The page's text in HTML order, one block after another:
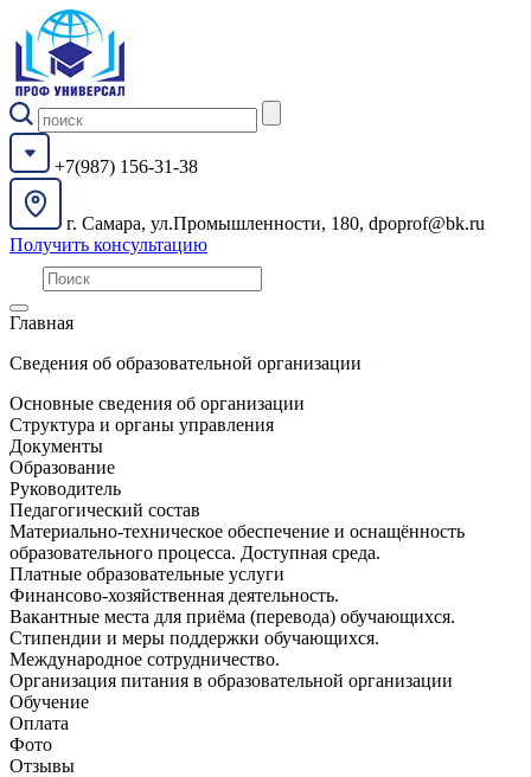
+7(987) 156-31-38
г. Самара, ул.Промышленности, 180, dpoprof@bk.ru
Получить консультацию
Главная
Сведения об образовательной организации
Основные сведения об организации
Структура и органы управления
Документы
Образование
Руководитель
Педагогический состав
Материально-техническое обеспечение и оснащённость
образовательного процесса. Доступная среда.
Платные образовательные услуги
Финансово-хозяйственная деятельность.
Вакантные места для приёма (перевода) обучающихся.
Стипендии и меры поддержки обучающихся.
Международное сотрудничество.
Организация питания в образовательной организации
Обучение
Оплата
Фото
Отзывы